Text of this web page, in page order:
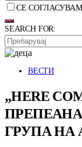
СЕ СОГЛАСУВАМ
SEARCH FOR:
ВЕСТИ
„HERE
ГРУПА НА